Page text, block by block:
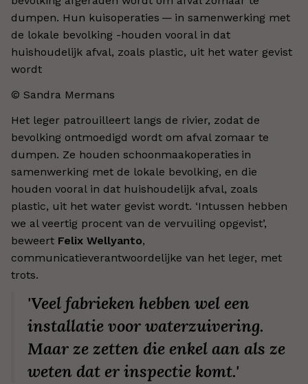
dumpen. Hun kuisoperaties — in samenwerking met
de lokale bevolking -houden vooral in dat
huishoudelijk afval, zoals plastic, uit het water gevist
wordt
© Sandra Mermans
Het leger patrouilleert langs de rivier, zodat de
bevolking ontmoedigd wordt om afval zomaar te
dumpen. Ze houden schoonmaakoperaties in
samenwerking met de lokale bevolking, en die
houden vooral in dat huishoudelijk afval, zoals
plastic, uit het water gevist wordt. ‘Intussen hebben
we al veertig procent van de vervuiling opgevist’,
beweert Felix Wellyanto,
communicatieverantwoordelijke van het leger, met
trots.
'Veel fabrieken hebben wel een
installatie voor waterzuivering.
Maar ze zetten die enkel aan als ze
weten dat er inspectie komt.'